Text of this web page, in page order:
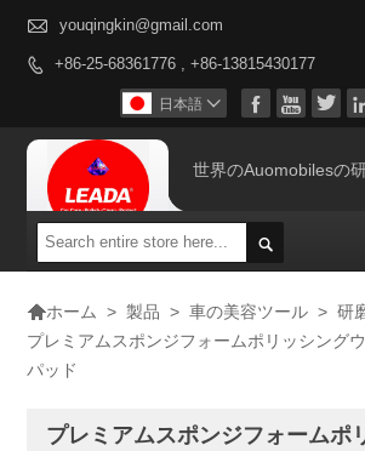
 youqingkin@gmail.com
 +86-25-68361776 , +86-13815430177
  
日本語 
世界のAuomobilesの

ホーム > 製品 > 車の美容ツール > 研
プレミアムスポンジフォームポリッシング
パッド
プレミアムスポンジフォームポ